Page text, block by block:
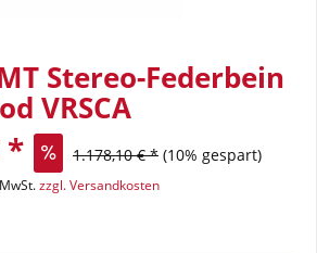
Stereo-Federbein
VRSCA
* 1.178,10 € * (10% gespart)
zzgl. Versandkosten